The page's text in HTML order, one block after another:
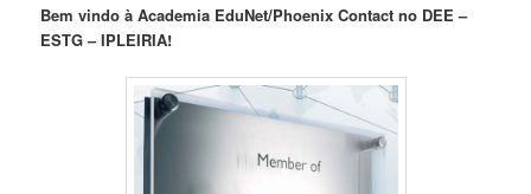
Bem vindo à Academia EduNet/Phoenix Contact no DEE –
ESTG–IPLEIRIA!